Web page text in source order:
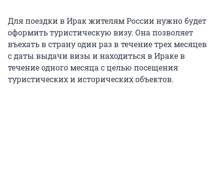
Для поездки в Ирак жителям России нужно будет
оформить туристическую визу. Она позволяет
въехать в страну один раз в течение трех месяцев
с даты выдачи визы и находиться в Ираке в
течение одного месяца с целью посещения
туристических и исторических объектов.